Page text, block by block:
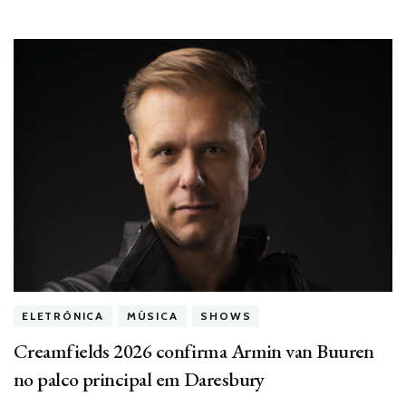
ELETRÔNICA MÚSICA SHOWS
Creamfields 2026 confirma Armin van Buuren
no palco principal em Daresbury